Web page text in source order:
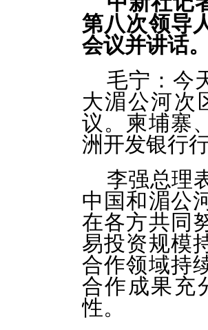
第八次领导
会议并讲话
毛宁：今
大湄公河次
议。柬埔寨
洲开发银行
李强总理
中国和湄公
在各方共同
易投资规模
合作领域持
合作成果充
性。